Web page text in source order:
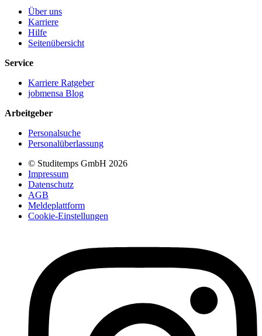
Über uns
Karriere
Hilfe
Seitenübersicht
Service
Karriere Ratgeber
jobmensa Blog
Arbeitgeber
Personalsuche
Personalüberlassung
© Studitemps GmbH 2026
Impressum
Datenschutz
AGB
Meldeplattform
Cookie-Einstellungen